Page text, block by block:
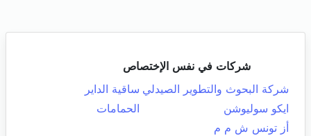
شركات في نفس الإختصاص
شركة البحوث والتطوير الصيدلي ساقية الداير
ايكو سوليوشن
الحمامات
أز تونس ش م م